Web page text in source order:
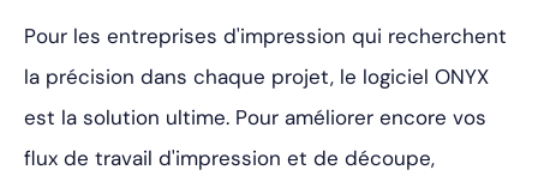
Pour les entreprises d'impression qui recherchent
la précision dans chaque projet, le logiciel ONYX
est la solution ultime. Pour améliorer encore vos
flux de travail d'impression et de découpe,